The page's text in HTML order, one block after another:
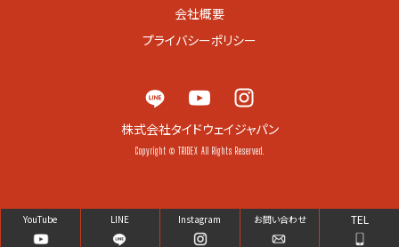
会社概要
プライバシーポリシー
株式会社タイドウェイジャパン
Copyright © TRIDEX All Rights Reserved.
YouTube LINE Instagram お問い合わせ TEL